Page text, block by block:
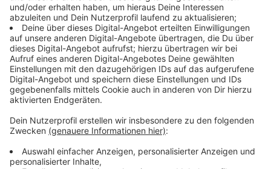
Wochenende (23. bis 27. November 2023) wird im
Kreuz Hilden gearbeitet.
Anzeige
Weitere Infos und Links zum Thema
Ausbau des Autobahnkreuzes Hilden